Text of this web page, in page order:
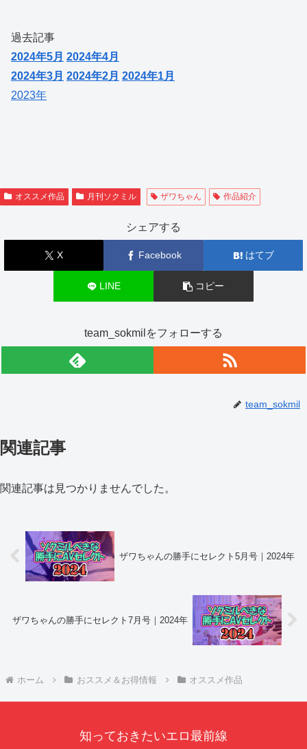
過去記事
2024年5月 2024年4月
2024年3月 2024年2月 2024年1月
2023年
オススメ作品 月刊ソクミル ザワちゃん 作品紹介
シェアする
X Facebook はてブ
LINE コピー
team_sokmilをフォローする
team_sokmil
関連記事
関連記事は見つかりませんでした。
ザワちゃんの勝手にセレクト5月号｜2024年
ザワちゃんの勝手にセレクト7月号｜2024年
ホーム おススメ＆お得情報 オススメ作品
知っておきたいエロ最前線